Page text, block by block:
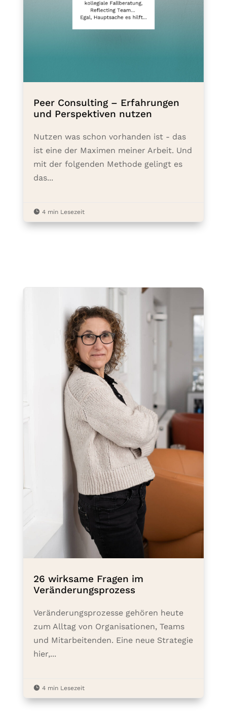
Peer Consulting – Erfahrungen
und Perspektiven nutzen
Nutzen was schon vorhanden ist - das
ist eine der Maximen meiner Arbeit. Und
mit der folgenden Methode gelingt es
das...
 4 min Lesezeit
26 wirksame Fragen im
Veränderungsprozess
Veränderungsprozesse gehören heute
zum Alltag von Organisationen, Teams
und Mitarbeitenden. Eine neue Strategie
hier,...
 4 min Lesezeit